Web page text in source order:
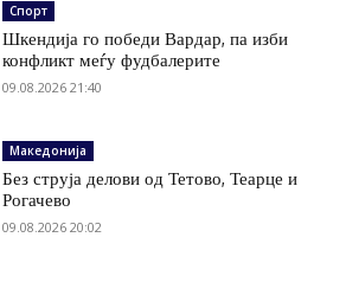
Спорт
Шкендија го победи Вардар, па изби
конфликт меѓу фудбалерите
09.08.2026 21:40
Македонија
Без струја делови од Тетово, Теарце и
Рогачево
09.08.2026 20:02